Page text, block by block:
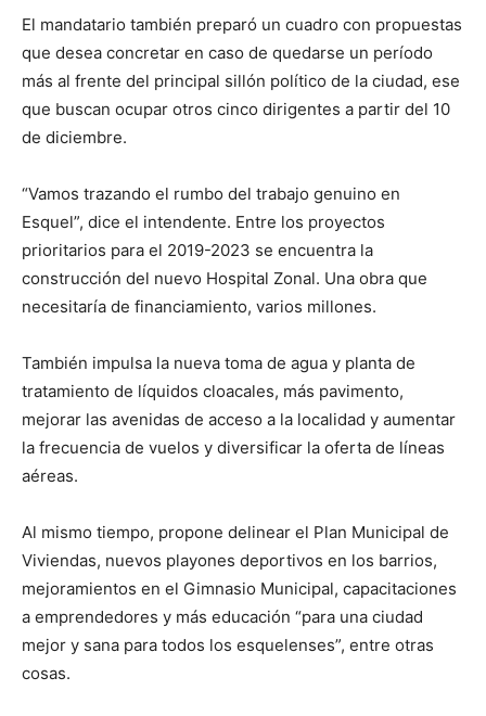
El mandatario también preparó un cuadro con propuestas
que desea concretar en caso de quedarse un período
más al frente del principal sillón político de la ciudad, ese
que buscan ocupar otros cinco dirigentes a partir del 10
de diciembre.
“Vamos trazando el rumbo del trabajo genuino en
Esquel”, dice el intendente. Entre los proyectos
prioritarios para el 2019-2023 se encuentra la
construcción del nuevo Hospital Zonal. Una obra que
necesitaría de financiamiento, varios millones.
También impulsa la nueva toma de agua y planta de
tratamiento de líquidos cloacales, más pavimento,
mejorar las avenidas de acceso a la localidad y aumentar
la frecuencia de vuelos y diversificar la oferta de líneas
aéreas.
Al mismo tiempo, propone delinear el Plan Municipal de
Viviendas, nuevos playones deportivos en los barrios,
mejoramientos en el Gimnasio Municipal, capacitaciones
a emprendedores y más educación “para una ciudad
mejor y sana para todos los esquelenses”, entre otras
cosas.